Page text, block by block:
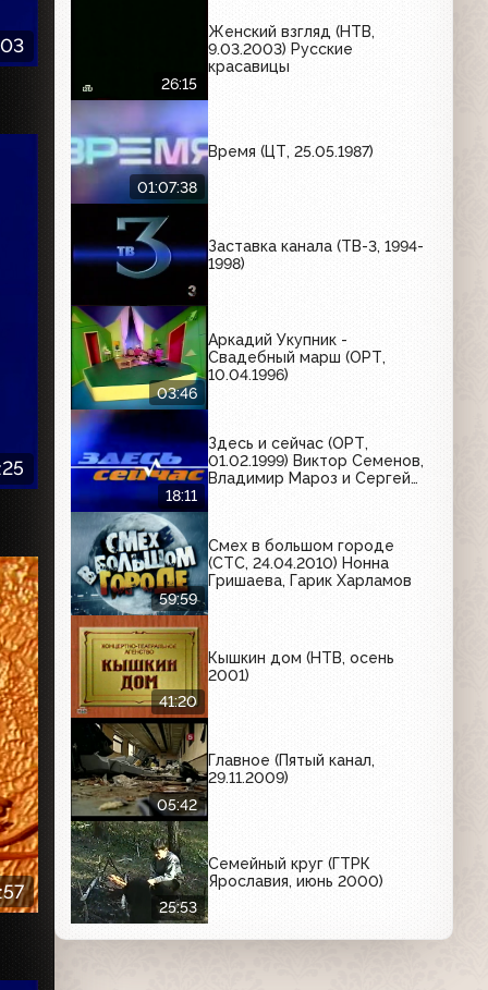
26:15
Женский взгляд (НТВ,
9.03.2003) Русские
красавицы
01:07:38
Время (ЦТ, 25.05.1987)
Заставка канала (ТВ-3, 1994-
1998)
03:46
Аркадий Укупник -
Свадебный марш (ОРТ,
10.04.1996)
18:11
Здесь и сейчас (ОРТ,
01.02.1999) Виктор Семенов,
Владимир Мароз и Сергей
59:59
Смех в большом городе
(СТС, 24.04.2010) Нонна
Гришаева, Гарик Харламов
41:20
Кышкин дом (НТВ, осень
2001)
05:42
Главное (Пятый канал,
29.11.2009)
25:53
Семейный круг (ГТРК
Ярославия, июнь 2000)